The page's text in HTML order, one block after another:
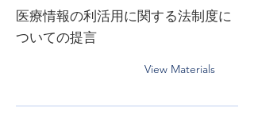
医療情報の利活用に関する法制度に
ついての提言
View Materials